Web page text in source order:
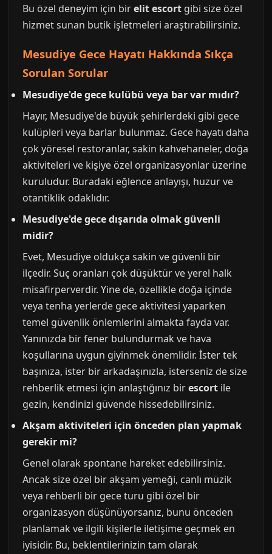
Bu özel deneyim için birelit escort gibi size özel
hizmet sunan butik işletmeleri araştırabilirsiniz.
Mesudiye Gece Hayatı Hakkında Sıkça
Sorulan Sorular
Mesudiye'de gece kulübü veya bar var mıdır?
Hayır, Mesudiye'de büyük şehirlerdeki gibi gece
kulüpleri veya barlar bulunmaz. Gece hayatı daha
çok yöresel restoranlar, sakin kahvehaneler, doğa
aktiviteleri ve kişiye özel organizasyonlar üzerine
kuruludur. Buradaki eğlence anlayışı, huzur ve
otantiklik odaklıdır.
Mesudiye'de gece dışarıda olmak güvenli
midir?
Evet, Mesudiye oldukça sakin ve güvenli bir
ilçedir. Suç oranları çok düşüktür ve yerel halk
misafirperverdir. Yine de, özellikle doğa içinde
veya tenha yerlerde gece aktivitesi yaparken
temel güvenlik önlemlerini almakta fayda var.
Yanınızda bir fener bulundurmak ve hava
koşullarına uygun giyinmek önemlidir. İster tek
başınıza, ister bir arkadaşınızla, isterseniz de size
rehberlik etmesi için anlaştığınız birescort ile
gezin, kendinizi güvende hissedebilirsiniz.
Akşam aktiviteleri için önceden plan yapmak
gerekir mi?
Genel olarak spontane hareket edebilirsiniz.
Ancak size özel bir akşam yemeği, canlı müzik
veya rehberli bir gece turu gibi özel bir
organizasyon düşünüyorsanız, bunu önceden
planlamak ve ilgili kişilerle iletişime geçmek en
iyisidir. Bu, beklentilerinizin tam olarak